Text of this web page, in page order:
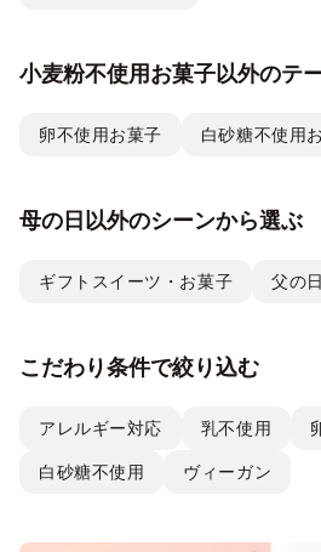
小麦粉不使用お菓子以外のテ
卵不使用お菓子 白砂糖不使用
母の日以外のシーンから選ぶ
ギフトスイーツ・お菓子 父の日
こだわり条件で絞り込む
アレルギー対応 乳不使用
白砂糖不使用 ヴィーガン